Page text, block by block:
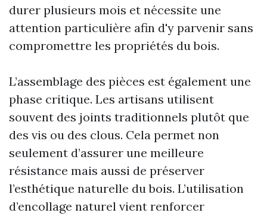
durer plusieurs mois et nécessite une
attention particulière afin d'y parvenir sans
compromettre les propriétés du bois.
L’assemblage des pièces est également une
phase critique. Les artisans utilisent
souvent des joints traditionnels plutôt que
des vis ou des clous. Cela permet non
seulement d’assurer une meilleure
résistance mais aussi de préserver
l’esthétique naturelle du bois. L’utilisation
d’encollage naturel vient renforcer